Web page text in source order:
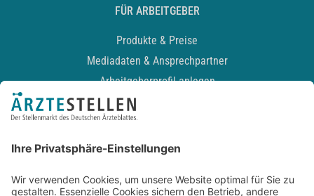
FÜR ARBEITGEBER
Produkte & Preise
Mediadaten & Ansprechpartner
Arbeitgeberprofil anlegen
Recruiting-Podcast
Kontakt